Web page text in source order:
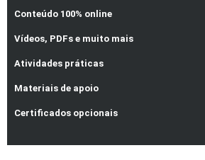
Conteúdo 100% online
Vídeos, PDFs e muito mais
Atividades práticas
Materiais de apoio
Certificados opcionais